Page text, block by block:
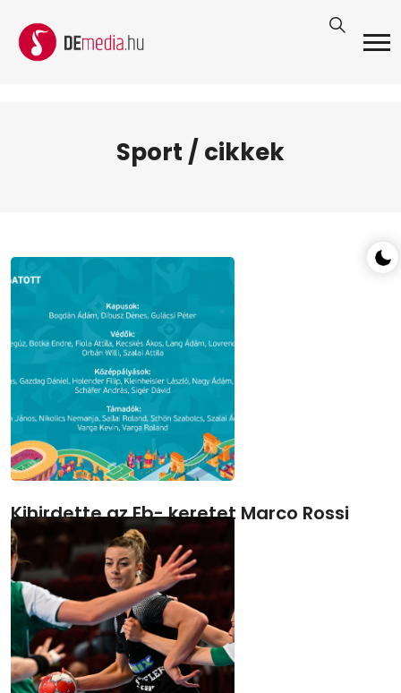
Sport / cikkek
Kihirdette az Eb- keretet Marco Rossi
Nekik szurkolhatunk jövő hét péntektől.
demedia.hu 2021.06.01.